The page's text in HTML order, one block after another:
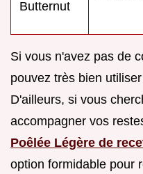
Butternut
Si vous n'avez pas de
pouvez très bien
D'ailleurs, si vous
accompagner vos
Poêlée Légère de
option formidable pour